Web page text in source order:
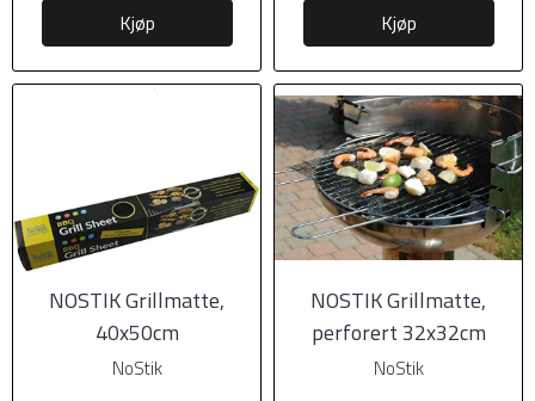
Kjøp Kjøp
NOSTIK Grillmatte,
40x50cm
NoStik
NOSTIK Grillmatte,
perforert 32x32cm
NoStik